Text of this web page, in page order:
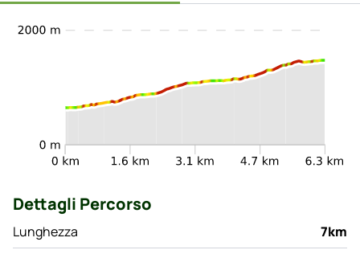
Dettagli Percorso
Lunghezza
7km